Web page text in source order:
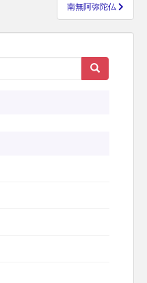
南無阿弥陀仏